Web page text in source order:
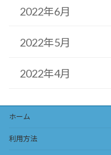
2022年6月
2022年5月
2022年4月
ホーム
利用方法